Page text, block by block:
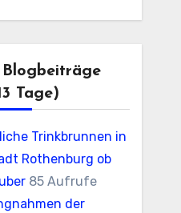
Tage)
Trinkbrunnen in
Rothenburg ob
85 Aufrufe
der